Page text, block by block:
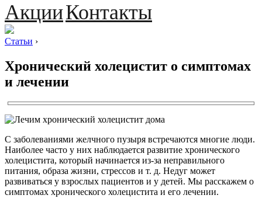
АкцииКонтакты
Статьи ›
Хронический холецистит о симптомах
и лечении
С заболеваниями желчного пузыря встречаются многие люди.
Наиболее часто у них наблюдается развитие хронического
холецистита, который начинается из-за неправильного
питания, образа жизни, стрессов и т. д. Недуг может
развиваться у взрослых пациентов и у детей. Мы расскажем о
симптомах хронического холецистита и его лечении.